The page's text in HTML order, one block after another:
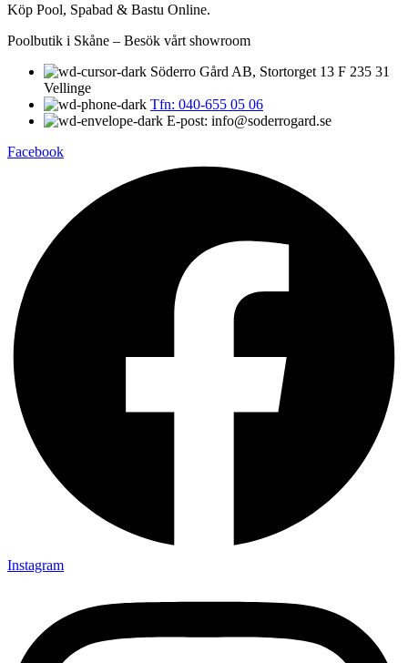
Köp Pool, Spabad & Bastu Online.
Poolbutik i Skåne – Besök vårt showroom
Söderro Gård AB, Stortorget 13 F 235 31
Vellinge
Tfn: 040-655 05 06
E-post: info@soderrogard.se
Facebook
Instagram